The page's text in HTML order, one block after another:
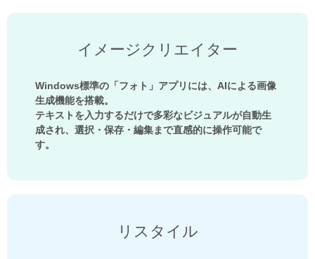
イメージクリエイター
Windows標準の「フォト」アプリには、AIによる画像
生成機能を搭載。
テキストを入力するだけで多彩なビジュアルが自動生
成され、選択・保存・編集まで直感的に操作可能で
す。
リスタイル